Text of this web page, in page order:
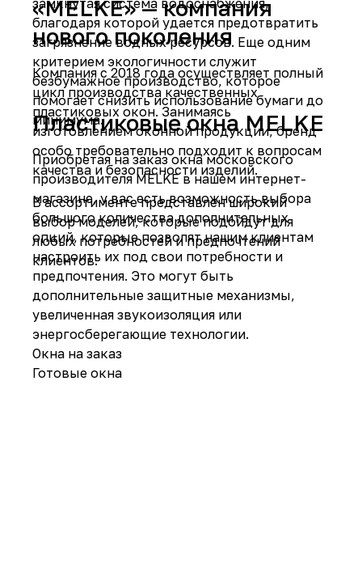
замкнутая система водоснабжения,
благодаря которой удается предотвратить
загрязнение водных ресурсов. Еще одним
критерием экологичности служит
безбумажное производство, которое
помогает снизить использование бумаги до
минимума.
«MELKE» — компания
нового поколения
Компания с 2018 года осуществляет полный
цикл производства качественных
пластиковых окон. Занимаясь
изготовлением оконной продукции, бренд
особо требовательно подходит к вопросам
качества и безопасности изделий.
В ассортименте представлен широкий
выбор моделей, которые подойдут для
любых потребностей и предпочтений
клиентов.
Пластиковые окна MELKE
Приобретая на заказ окна московского
производителя MELKE в нашем интернет-
магазине, у вас есть возможность выбора
большого количества дополнительных
опций, которые позволят нашим клиентам
настроить их под свои потребности и
предпочтения. Это могут быть
дополнительные защитные механизмы,
увеличенная звукоизоляция или
энергосберегающие технологии.
Окна на заказ
Готовые окна